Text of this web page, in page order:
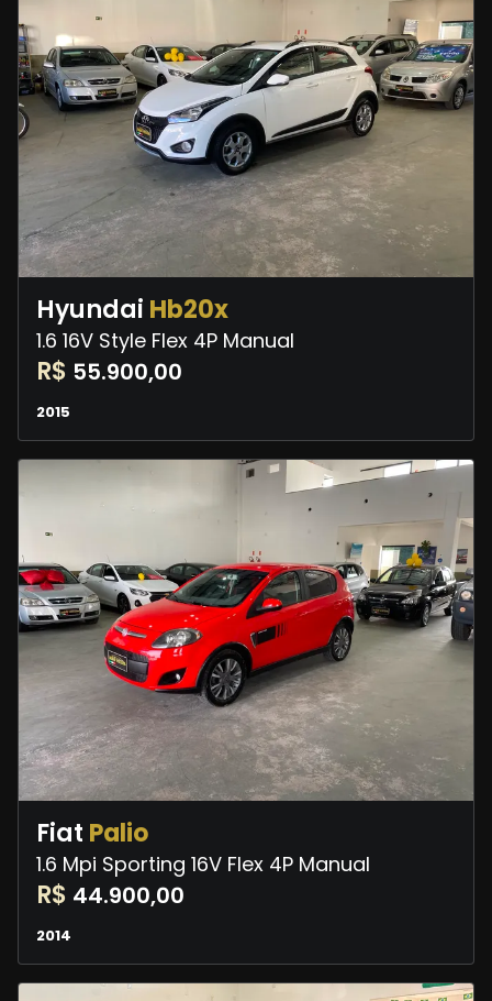
Hyundai Hb20x
1.6 16V Style Flex 4P Manual
R$ 55.900,00
2015
Fiat Palio
1.6 Mpi Sporting 16V Flex 4P Manual
R$ 44.900,00
2014